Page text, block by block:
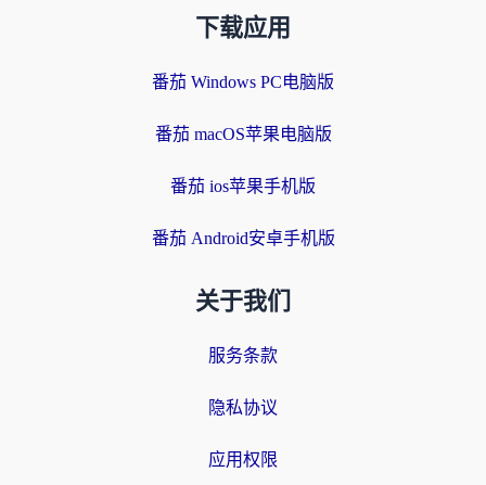
下载应用
番茄 Windows PC电脑版
番茄 macOS苹果电脑版
番茄 ios苹果手机版
番茄 Android安卓手机版
关于我们
服务条款
隐私协议
应用权限